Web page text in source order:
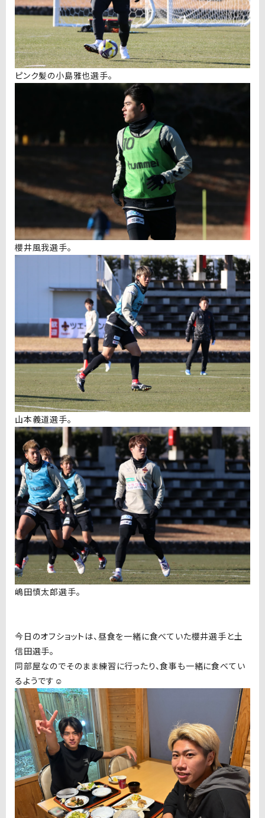
ピンク髪の小島雅也選手。
櫻井風我選手。
山本義道選手。
嶋田慎太郎選手。
今日のオフショットは、昼食を一緒に食べていた櫻井選手と土
信田選手。
同部屋なのでそのまま練習に行ったり、食事も一緒に食べてい
るようです☺️